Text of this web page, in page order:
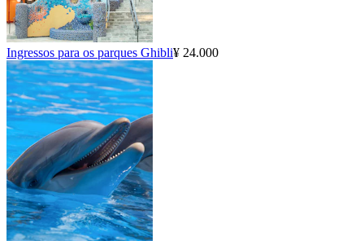
Ingressos para os parques Ghibli¥ 24.000